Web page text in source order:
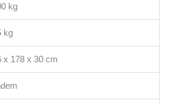
kg
kg
x 178 x 30 cm